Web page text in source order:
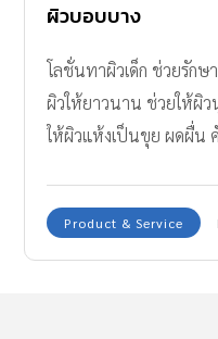
ผิวบอบบาง
โลชั่นทาผิวเด็ก ช่วยรักษ
ผิวให้ยาวนาน ช่วยให้ผิ
ให้ผิวแห้งเป็นขุย ผดผื่น
Product & Service